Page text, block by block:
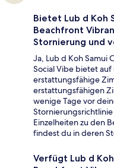
Bietet Lub d Koh
Beachfront
Stornierung und
Ja, Lub d Koh Samui
Social Vibe bietet
erstattungsfähige
erstattungsfähigen
wenige Tage vor
Einzelheiten zu den
findest du in deren
Verfügt Lub d